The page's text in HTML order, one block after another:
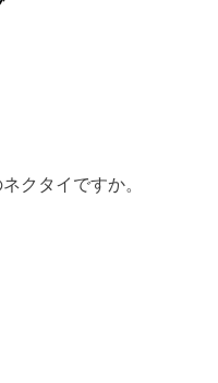
クタイですか。